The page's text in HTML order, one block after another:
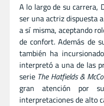
A lo largo de su carrera,
ser una actriz dispuesta
a sí misma, aceptando
de confort. Además de
también ha
interpretó a una de las
serie The Hatfields &
gran atención por
interpretaciones de alto